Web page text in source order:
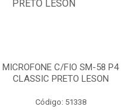
MICROFONE C/FIO SM-58 P4
CLASSIC PRETO LESON
Código: 51338